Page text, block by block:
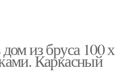
из бруса 100 х
Каркасный